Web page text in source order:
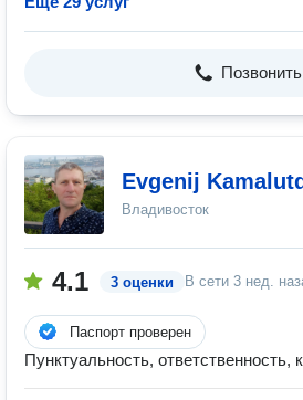
Позвонить
Evgenij
Владивосток
4.1 3 оценки В сети 3 нед.
Паспорт проверен
Пунктуальность, ответственность,